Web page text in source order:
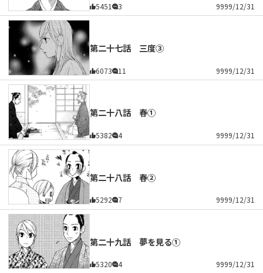
5451 3 9999/12/31
第二十七話 三度③
6073 11 9999/12/31
第二十八話 春①
5382 4 9999/12/31
第二十八話 春②
5292 7 9999/12/31
第二十九話 夢を見る①
5320 4 9999/12/31